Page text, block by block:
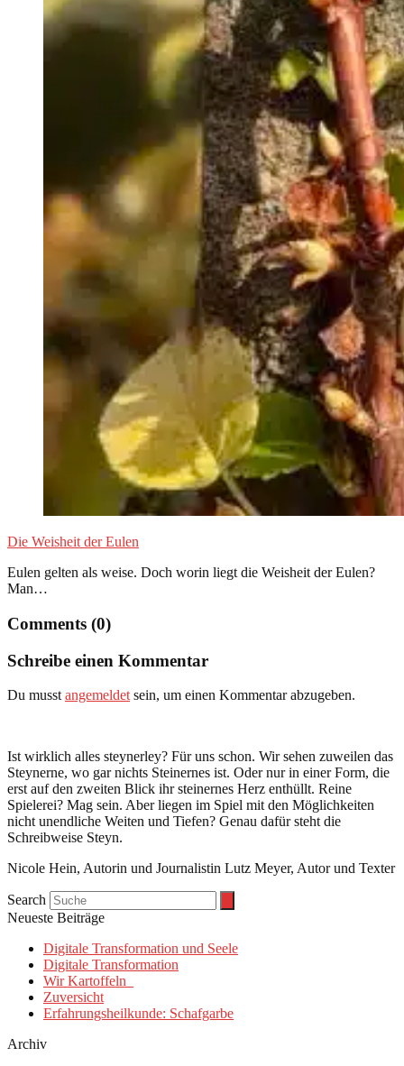
Die Weisheit der Eulen
Eulen gelten als weise. Doch worin liegt die Weisheit der Eulen?
Man…
Comments (0)
Schreibe einen Kommentar
Du musstangemeldetsein, um einen Kommentar abzugeben.
Ist wirklich alles steynerley? Für uns schon. Wir sehen zuweilen das
Steynerne, wo gar nichts Steinernes ist. Oder nur in einer Form, die
erst auf den zweiten Blick ihr steinernes Herz enthüllt. Reine
Spielerei? Mag sein. Aber liegen im Spiel mit den Möglichkeiten
nicht unendliche Weiten und Tiefen? Genau dafür steht die
Schreibweise Steyn.
Nicole Hein, Autorin und Journalistin Lutz Meyer, Autor und Texter
Search
Neueste Beiträge
Digitale Transformation und Seele
Digitale Transformation
Wir Kartoffeln
Zuversicht
Erfahrungsheilkunde: Schafgarbe
Archiv